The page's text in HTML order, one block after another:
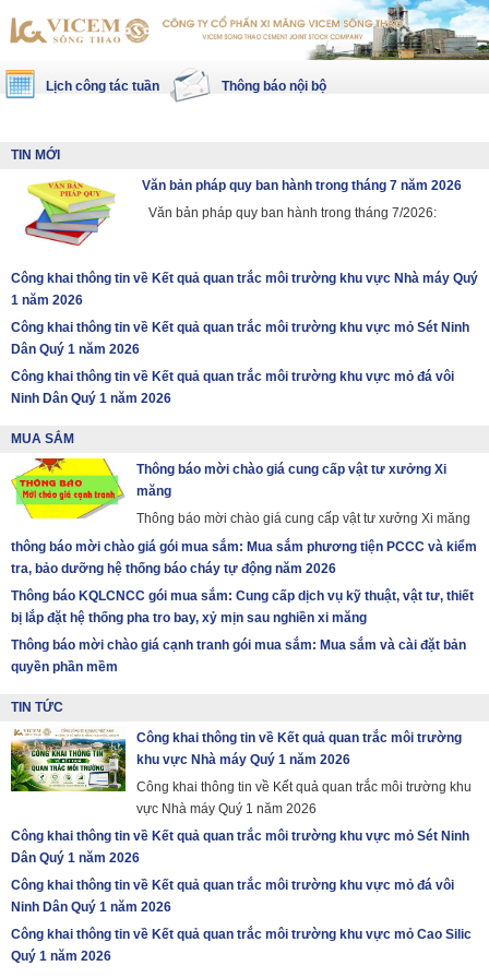
Lịch công tác tuần Thông báo nội bộ
TIN MỚI
Văn bản pháp quy ban hành trong tháng 7 năm 2026
Văn bản pháp quy ban hành trong tháng 7/2026:
Công khai thông tin về Kết quả quan trắc môi trường khu vực Nhà máy Quý
1 năm 2026
Công khai thông tin về Kết quả quan trắc môi trường khu vực mỏ Sét Ninh
Dân Quý 1 năm 2026
Công khai thông tin về Kết quả quan trắc môi trường khu vực mỏ đá vôi
Ninh Dân Quý 1 năm 2026
MUA SẮM
Thông báo mời chào giá cung cấp vật tư xưởng Xi
măng
Thông báo mời chào giá cung cấp vật tư xưởng Xi măng
thông báo mời chào giá gói mua sắm: Mua sắm phương tiện PCCC và kiểm
tra, bảo dưỡng hệ thống báo cháy tự động năm 2026
Thông báo KQLCNCC gói mua sắm: Cung cấp dịch vụ kỹ thuật, vật tư, thiết
bị lắp đặt hệ thống pha tro bay, xỷ mịn sau nghiền xi măng
Thông báo mời chào giá cạnh tranh gói mua sắm: Mua sắm và cài đặt bản
quyền phần mềm
TIN TỨC
Công khai thông tin về Kết quả quan trắc môi trường
khu vực Nhà máy Quý 1 năm 2026
Công khai thông tin về Kết quả quan trắc môi trường khu
vực Nhà máy Quý 1 năm 2026
Công khai thông tin về Kết quả quan trắc môi trường khu vực mỏ Sét Ninh
Dân Quý 1 năm 2026
Công khai thông tin về Kết quả quan trắc môi trường khu vực mỏ đá vôi
Ninh Dân Quý 1 năm 2026
Công khai thông tin về Kết quả quan trắc môi trường khu vực mỏ Cao Silic
Quý 1 năm 2026